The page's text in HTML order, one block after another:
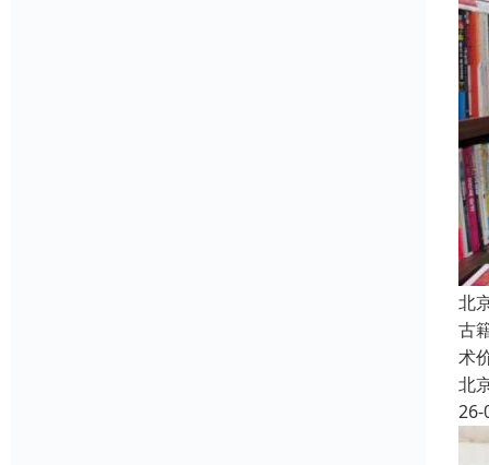
北
古
术
北
26-